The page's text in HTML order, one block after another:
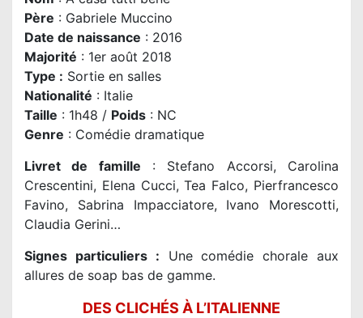
Père : Gabriele Muccino
Date de naissance : 2016
Majorité : 1er août 2018
Type : Sortie en salles
Nationalité : Italie
Taille : 1h48 / Poids : NC
Genre : Comédie dramatique
Livret de famille : Stefano Accorsi, Carolina
Crescentini, Elena Cucci, Tea Falco, Pierfrancesco
Favino, Sabrina Impacciatore, Ivano Morescotti,
Claudia Gerini…
Signes particuliers : Une comédie chorale aux
allures de soap bas de gamme.
DES CLICHÉS À L’ITALIENNE